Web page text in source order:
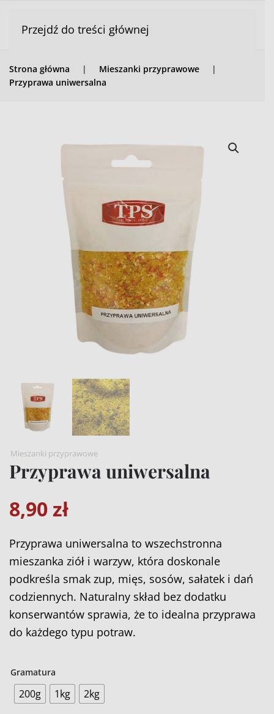
Przejdź do treści głównej
Strona główna
Mieszanki przyprawowe
Przyprawa uniwersalna
Mieszanki przyprawowe
Przyprawa uniwersalna
8,90 zł
Przyprawa uniwersalna to wszechstronna
mieszanka ziół i warzyw, która doskonale
podkreśla smak zup, mięs, sosów, sałatek i dań
codziennych. Naturalny skład bez dodatku
konserwantów sprawia, że to idealna przyprawa
do każdego typu potraw.
Gramatura
200g 1kg 2kg